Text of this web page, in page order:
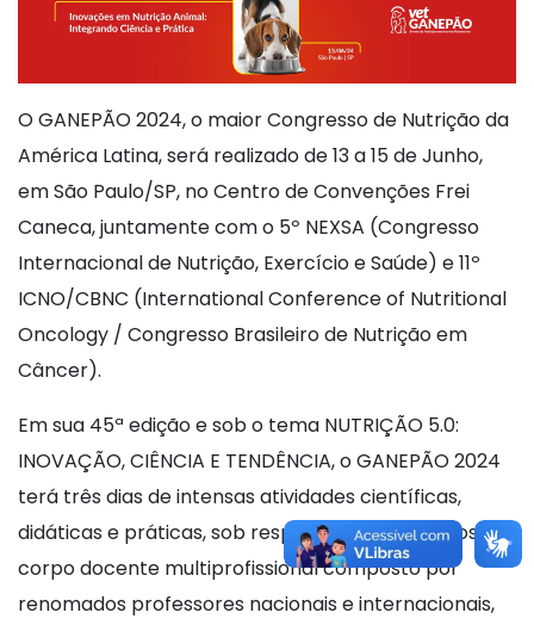
O GANEPÃO 2024, o maior Congresso de Nutrição da
América Latina, será realizado de 13 a 15 de Junho,
em São Paulo/SP, no Centro de Convenções Frei
Caneca, juntamente com o 5º NEXSA (Congresso
Internacional de Nutrição, Exercício e Saúde) e 11º
ICNO/CBNC (International Conference of Nutritional
Oncology / Congresso Brasileiro de Nutrição em
Câncer).
Em sua 45ª edição e sob o tema NUTRIÇÃO 5.0:
INOVAÇÃO, CIÊNCIA E TENDÊNCIA, o GANEPÃO 2024
terá três dias de intensas atividades científicas,
didáticas e práticas, sob responsabilidade do nosso
corpo docente multiprofissional composto por
renomados professores nacionais e internacionais,